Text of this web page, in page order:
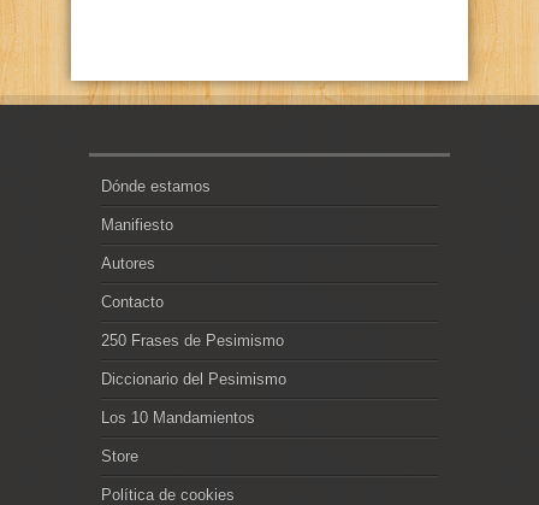
Dónde estamos
Manifiesto
Autores
Contacto
250 Frases de Pesimismo
Diccionario del Pesimismo
Los 10 Mandamientos
Store
Política de cookies